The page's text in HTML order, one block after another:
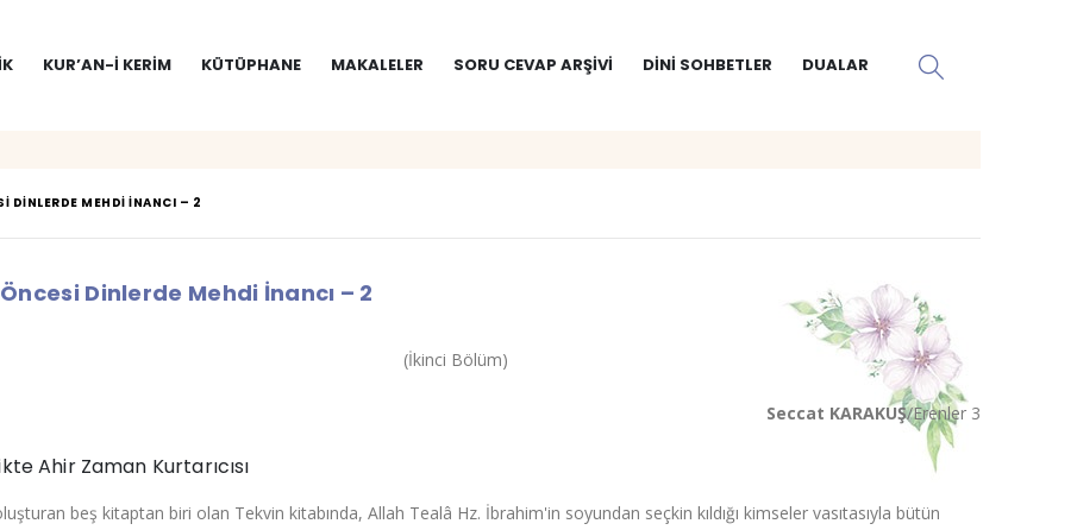
KUR’AN-I KERIM KÜTÜPHANE MAKALELER SORU CEVAP ARŞIVI DINI SOHBETLER DUALAR
DINLERDE MEHDI İNANCI – 2
Dinlerde Mehdi İnancı – 2
(İkinci Bölüm)
Seccat KARAKUŞ/Erenler 3
Ahir Zaman Kurtarıcısı
beş kitaptan biri olan Tekvin kitabında, Allah Tealâ Hz. İbrahim'in soyundan seçkin kıldığı kimseler vasıtasıyla bütün